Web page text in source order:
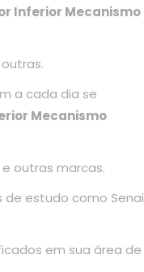
Inferior Mecanismo
a cada dia se
Mecanismo
outras marcas.
estudo como Senai
em sua área de